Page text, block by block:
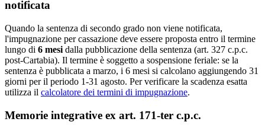
notificata
Quando la sentenza di secondo grado non viene notificata,
l'impugnazione per cassazione deve essere proposta entro il termine
lungo di 6 mesi dalla pubblicazione della sentenza (art. 327 c.p.c.
post-Cartabia). Il termine è soggetto a sospensione feriale: se la
sentenza è pubblicata a marzo, i 6 mesi si calcolano aggiungendo 31
giorni per il periodo 1-31 agosto. Per verificare la scadenza esatta
utilizza il calcolatore dei termini di impugnazione.
Memorie integrative ex art. 171-ter c.p.c.